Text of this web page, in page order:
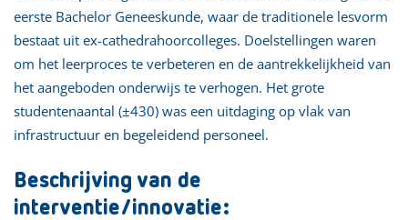
eerste Bachelor Geneeskunde, waar de traditionele lesvorm
bestaat uit ex-cathedrahoorcolleges. Doelstellingen waren
om het leerproces te verbeteren en de aantrekkelijkheid van
het aangeboden onderwijs te verhogen. Het grote
studentenaantal (±430) was een uitdaging op vlak van
infrastructuur en begeleidend personeel.
Beschrijving van de
interventie/innovatie: